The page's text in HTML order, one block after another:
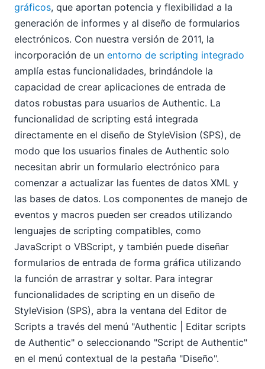
gráficos, que aportan potencia y flexibilidad a la
generación de informes y al diseño de formularios
electrónicos. Con nuestra versión de 2011, la
incorporación de un entorno de scripting integrado
amplía estas funcionalidades, brindándole la
capacidad de crear aplicaciones de entrada de
datos robustas para usuarios de Authentic. La
funcionalidad de scripting está integrada
directamente en el diseño de StyleVision (SPS), de
modo que los usuarios finales de Authentic solo
necesitan abrir un formulario electrónico para
comenzar a actualizar las fuentes de datos XML y
las bases de datos. Los componentes de manejo de
eventos y macros pueden ser creados utilizando
lenguajes de scripting compatibles, como
JavaScript o VBScript, y también puede diseñar
formularios de entrada de forma gráfica utilizando
la función de arrastrar y soltar. Para integrar
funcionalidades de scripting en un diseño de
StyleVision (SPS), abra la ventana del Editor de
Scripts a través del menú "Authentic | Editar scripts
de Authentic" o seleccionando "Script de Authentic"
en el menú contextual de la pestaña "Diseño".